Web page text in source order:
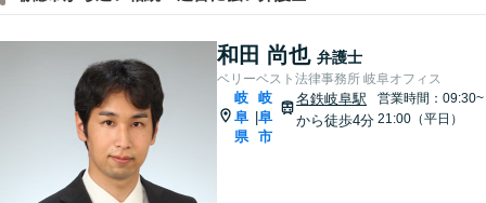
和田 尚也 弁護士
ベリーベスト法律事務所 岐阜オフィス
岐
阜
県
|
岐
阜
市
名鉄岐阜駅
から徒歩4分
営業時間：09:30~
21:00（平日）